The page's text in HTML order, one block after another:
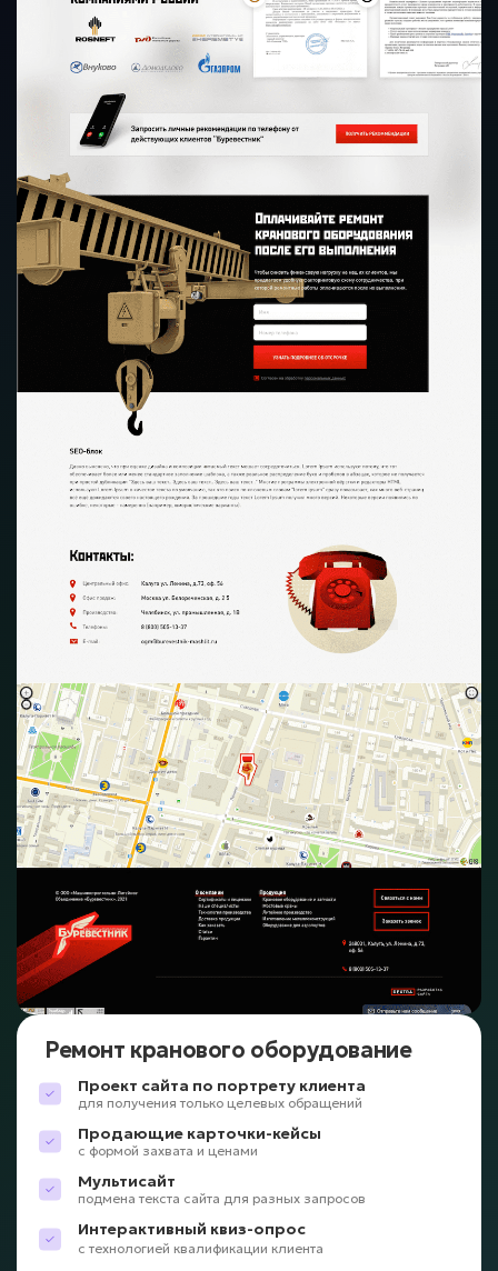
Ремонт кранового оборудование
Проект сайта по портрету клиента
для получения только целевых обращений
Продающие карточки-кейсы
с формой захвата и ценами
Мультисайт
подмена текста сайта для разных запросов
Интерактивный квиз-опрос
с технологией квалификации клиента